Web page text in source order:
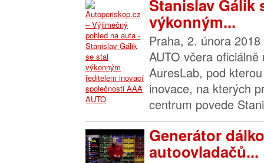
Stanislav Gálik
výkonným...
Praha, 2. února
AUTO včera
AuresLab, pod
inovace, na kterých
centrum povede
Generátor
autoovladačů...